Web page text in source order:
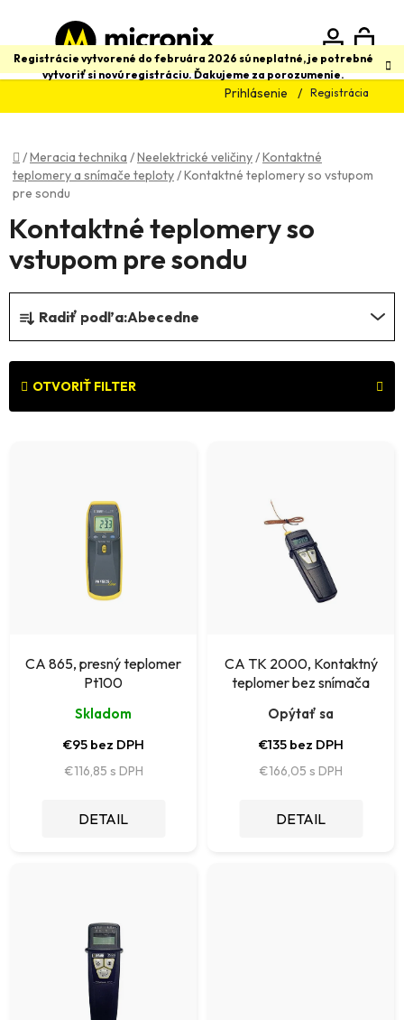
obsah
Registrácie vytvorené do februára 2026 sú neplatné, je potrebné
vytvoriť si novú registráciu. Ďakujeme za porozumenie.
Prihlásenie Registrácia
Hľadať
Domov
/Meracia technika /Neelektrické veličiny/Kontaktné
teplomery a snímače teploty/Kontaktné teplomery so vstupom
pre sondu
Kontaktné teplomery so
vstupom pre sondu
R
a
d
e
k
Radiť podľa:Abecedne
OTVORIŤ FILTER
o
CA 865, presný teplomer
Pt100
Skladom
€95 bez DPH
€116,85
DETAIL
CA TK 2000, Kontaktný
teplomer bez snímača
Opýtať sa
€135 bez DPH
€166,05
DETAIL